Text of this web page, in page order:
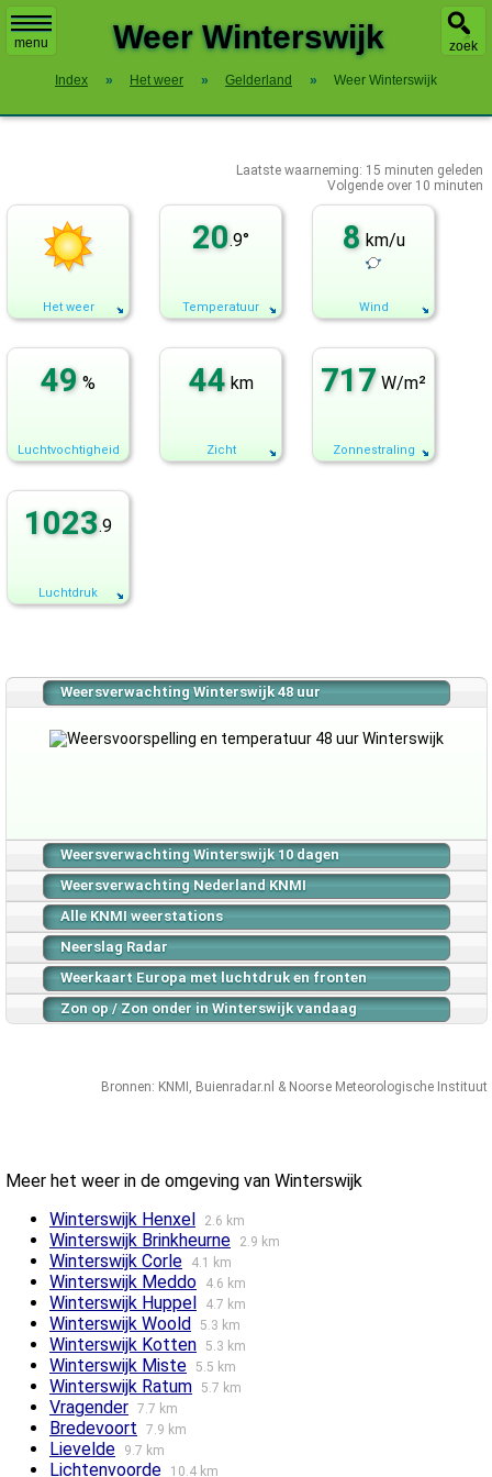
menu zoek
Weer Winterswijk
Index » Het weer » Gelderland » Weer Winterswijk
Laatste waarneming: 15 minuten geleden
Volgende over 10 minuten
Het weer
20.9°
Temperatuur
8 km/u
Wind
49 %
Luchtvochtigheid
44 km
Zicht
717 W/m²
Zonnestraling
1023.9
Luchtdruk
Weersverwachting Winterswijk 48 uur
Weersverwachting Winterswijk 10 dagen
Weersverwachting Nederland KNMI
Alle KNMI weerstations
Neerslag Radar
Weerkaart Europa met luchtdruk en fronten
Zon op / Zon onder in Winterswijk vandaag
Bronnen: KNMI , Buienradar.nl & Noorse Meteorologische Instituut
Meer het weer in de omgeving van Winterswijk
Winterswijk Henxel
2.6 km
Winterswijk Brinkheurne 2.9 km
Winterswijk Corle 4.1 km
Winterswijk Meddo 4.6 km
Winterswijk Huppel 4.7 km
Winterswijk Woold 5.3 km
Winterswijk Kotten 5.3 km
Winterswijk Miste 5.5 km
Winterswijk Ratum 5.7 km
Vragender 7.7 km
Bredevoort 7.9 km
Lievelde 9.7 km
Lichtenvoorde 10.4 km